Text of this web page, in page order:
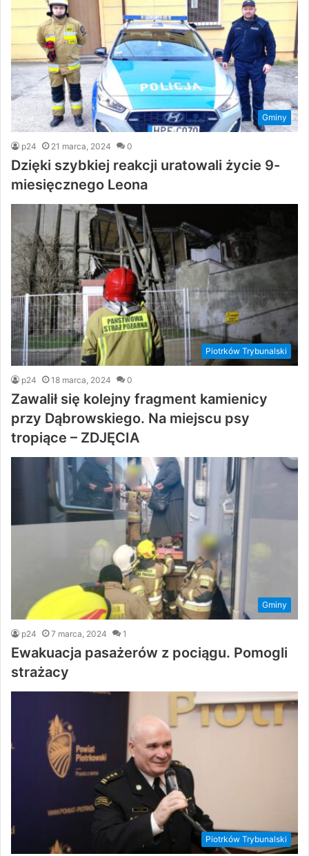
Gminy
p24 21 marca, 2024 0
Dzięki szybkiej reakcji uratowali życie 9-
miesięcznego Leona
Piotrków Trybunalski
p24 18 marca, 2024 0
Zawalił się kolejny fragment kamienicy
przy Dąbrowskiego. Na miejscu psy
tropiące – ZDJĘCIA
Gminy
p24 7 marca, 2024 1
Ewakuacja pasażerów z pociągu. Pomogli
strażacy
Piotrków Trybunalski